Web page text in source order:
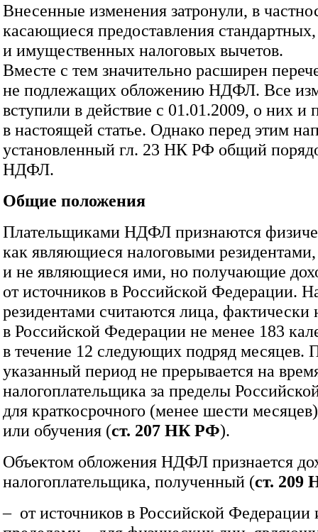
Внесенные изменения затронули, в
касающиеся предоставления
и имущественных налоговых вычетов.
Вместе с тем значительно расширен
не подлежащих обложению НДФЛ. Все
вступили в действие с 01.01.2009, о них и
в настоящей статье. Однако перед этим
установленный гл. 23 НК РФ общий
НДФЛ.
Общие положения
Плательщиками НДФЛ признаются
как являющиеся налоговыми резидентами,
и не являющиеся ими, но получающие
от источников в Российской Федерации.
резидентами считаются лица, фактически
в Российской Федерации не менее 183
в течение 12 следующих подряд месяцев.
указанный период не прерывается на
налогоплательщика за пределы
для краткосрочного (менее шести
или обучения (ст. 207 НК РФ).
Объектом обложения НДФЛ признается
налогоплательщика, полученный (ст.
– от источников в Российской Федерации